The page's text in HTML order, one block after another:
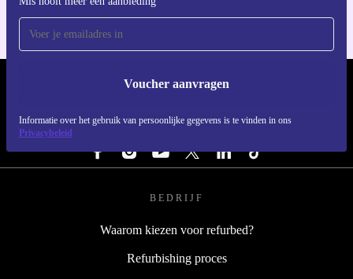
Voucher aanvragen
Informatie over het gebruik van persoonlijke gegevens is te vinden in ons
Privacybeleid
REFURBED NEDERLAND - RETHINK NEW.
VOLG ONS
BEDRIJF
Waarom kiezen voor refurbed?
Refurbishing proces